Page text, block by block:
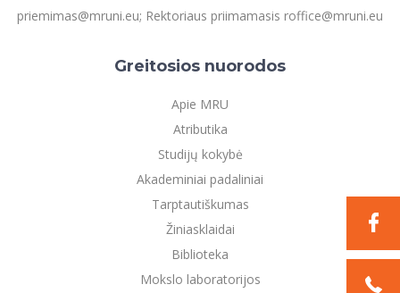
priemimas@mruni.eu; Rektoriaus priimamasis roffice@mruni.eu
Greitosios nuorodos
Apie MRU
Atributika
Studijų kokybė
Akademiniai padaliniai
Tarptautiškumas
Žiniasklaidai
Biblioteka
Mokslo laboratorijos